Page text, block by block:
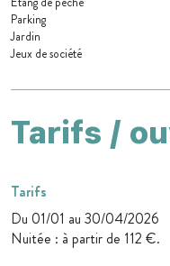
Parking
Jardin
Jeux de société
Tarifs /
Tarifs
Du 01/01 au 30/04/2026
Nuitée : à partir de 112 €.